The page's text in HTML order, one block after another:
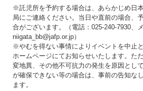
※託児所を予約する場合は、あらかじめ日
局にご連絡ください。当日や直前の場合、
合がございます。（電話：025-240-7930、
niigata_bb@jafp.or.jp）
※やむを得ない事情によりイベントを中止
ホームページにてお知らせいたします。た
変地異、その他不可抗力の発生を原因とし
が確保できない等の場合は、事前の告知な
ます。